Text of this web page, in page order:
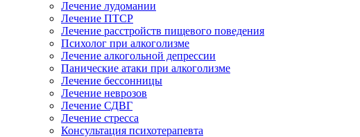
Лечение лудомании
Лечение ПТСР
Лечение расстройств пищевого поведения
Психолог при алкоголизме
Лечение алкогольной депрессии
Панические атаки при алкоголизме
Лечение бессонницы
Лечение неврозов
Лечение СДВГ
Лечение стресса
Консультация психотерапевта